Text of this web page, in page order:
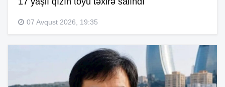
07 Avqust 2026, 19:35